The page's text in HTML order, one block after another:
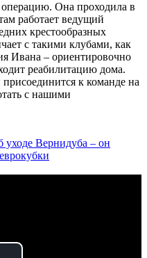
операцию. Она проходила в
работает ведущий
крестообразных
с такими клубами, как
Ивана – ориентировочно
реабилитацию дома.
к команде на
с нашими
уходе Вернидуба – он